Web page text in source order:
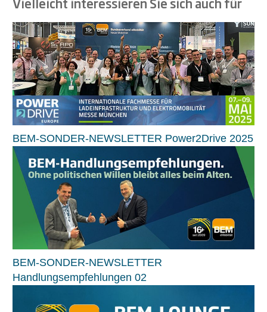
BEM-SONDER-NEWSLETTER Power2Drive 2025
BEM-SONDER-NEWSLETTER
Handlungsempfehlungen 02